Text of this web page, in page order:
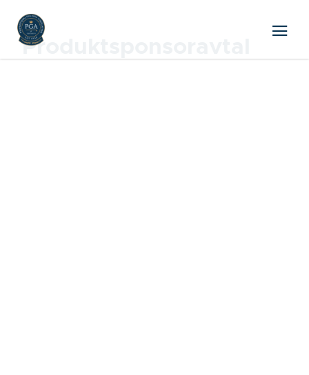
Produktsponsoravtal